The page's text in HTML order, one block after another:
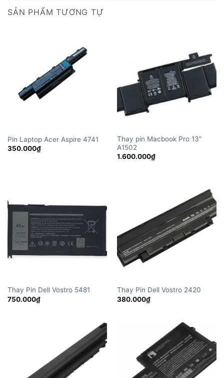
SẢN PHẨM TƯƠNG TỰ
Pin Laptop Acer Aspire 4741
350.000₫
Thay pin Macbook Pro 13″
A1502
1.600.000₫
Thay Pin Dell Vostro 5481
750.000₫
Thay Pin Dell Vostro 2420
380.000₫